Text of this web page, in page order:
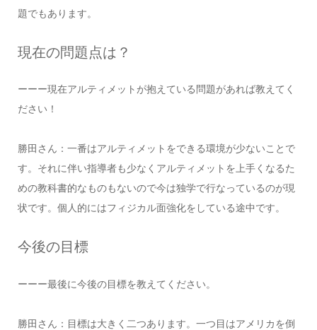
題でもあります。
現在の問題点は？
ーーー現在アルティメットが抱えている問題があれば教えてく
ださい！
勝田さん：一番はアルティメットをできる環境が少ないことで
す。それに伴い指導者も少なくアルティメットを上手くなるた
めの教科書的なものもないので今は独学で行なっているのが現
状です。個人的にはフィジカル面強化をしている途中です。
今後の目標
ーーー最後に今後の目標を教えてください。
勝田さん：目標は大きく二つあります。一つ目はアメリカを倒